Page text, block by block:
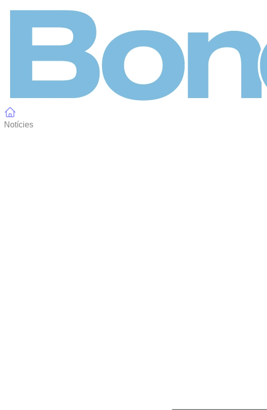
Notícies